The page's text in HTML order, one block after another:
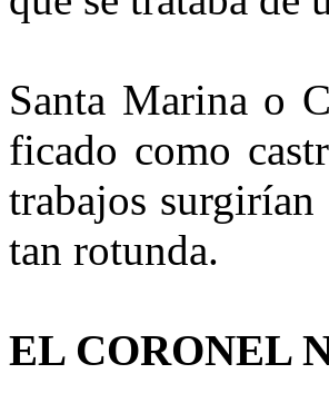
Santa Marina o
ficado como
tra­bajos
tan rotunda.
EL CORONEL